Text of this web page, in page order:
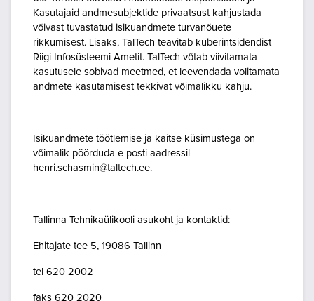
Kasutajaid andmesubjektide privaatsust kahjustada
võivast tuvastatud isikuandmete turvanõuete
rikkumisest. Lisaks, TalTech teavitab küberintsidendist
Riigi Infosüsteemi Ametit. TalTech võtab viivitamata
kasutusele sobivad meetmed, et leevendada volitamata
andmete kasutamisest tekkivat võimalikku kahju.
Isikuandmete töötlemise ja kaitse küsimustega on
võimalik pöörduda e-posti aadressil
henri.schasmin@taltech.ee.
Tallinna Tehnikaülikooli asukoht ja kontaktid:
Ehitajate tee 5, 19086 Tallinn
tel 620 2002
faks 620 2020